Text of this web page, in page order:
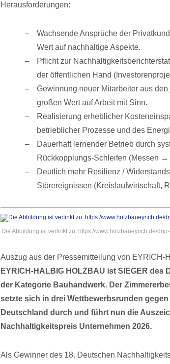
Herausforderungen:
Wachsende Ansprüche der
Wert auf nachhaltige Aspekte.
Pflicht zur
der öffentlichen Hand
Gewinnung neuer Mitarbeiter aus
großen Wert auf Arbeit mit Sinn.
Realisierung erheblicher
betrieblicher Prozesse und des
Dauerhaft lernender Betrieb durch
Rückkopplungs-Schleifen (Messen
Deutlich mehr Resilienz /
Störereignissen (Kreislaufwirtschaft,
Die Abbildung ist verlinkt zu: https://www.holzbaueyrich.de/
Auszug aus der Pressemitteilung von EYRICH-
EYRICH-HALBIG HOLZBAU ist SIEGER
der Kategorie Bauhandwerk. Der
setzte sich in drei Wettbewerbsrunden
Deutschland durch und führt nun die
Nachhaltigkeitspreis Unternehmen 2026.
Als Gewinner des 18. Deutschen